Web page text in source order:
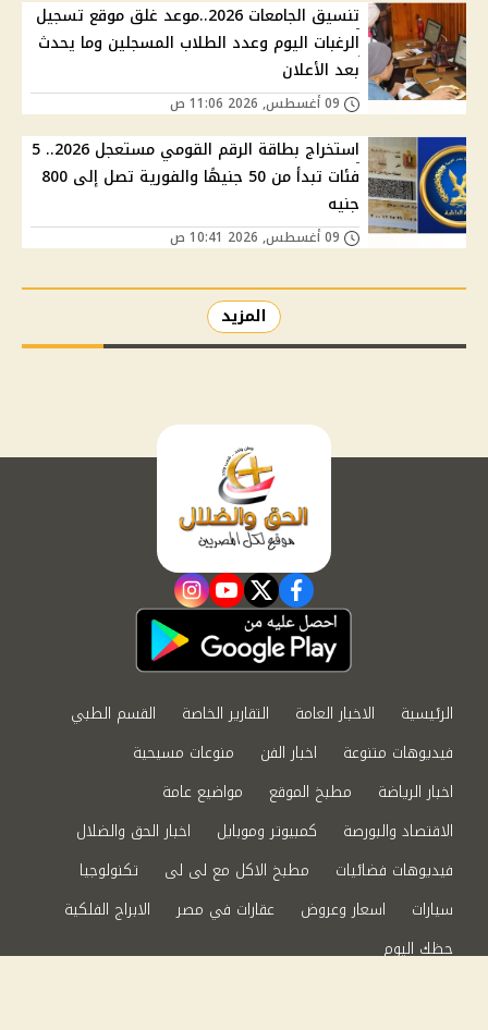
تنسيق الجامعات 2026..موعد غلق موقع تسجيل
الرغبات اليوم وعدد الطلاب المسجلين وما يحدث
بعد الأعلان
استخراج بطاقة الرقم القومي مستعجل 2026.. 5
فئات تبدأ من 50 جنيهًا والفورية تصل إلى 800
جنيه
المزيد
facebook
twitter
youtube
instagram
الرئيسية الاخبار العامة التقارير الخاصة
القسم الطبي
فيديوهات متنوعة
اخبار الفن
منوعات مسيحية
اخبار الرياضة
مطبخ الموقع
مواضيع عامة
الاقتصاد والبورصة
كمبيوتر وموبايل
اخبار الحق والضلال
فيديوهات فضائيات
مطبخ الاكل مع لى لى
تكنولوجيا
سيارات
اسعار وعروض عقارات في مصر
الابراج الفلكية
حظك اليوم